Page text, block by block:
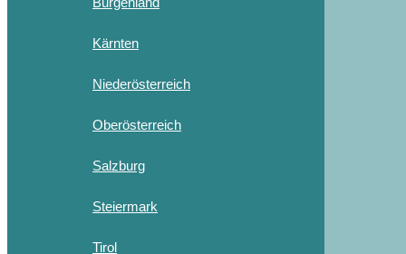
Kärnten
Niederösterreich
Oberösterreich
Salzburg
Steiermark
Tirol